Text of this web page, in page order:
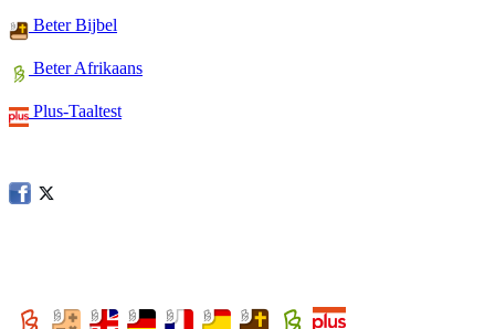
Beter Bijbel
Beter Afrikaans
Plus-Taaltest